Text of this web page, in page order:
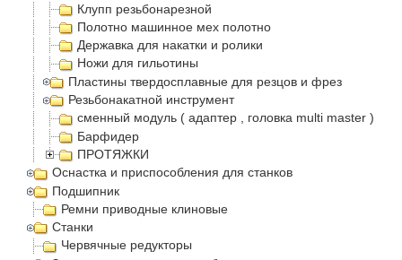
Клупп резьбонарезной
Полотно машинное мех полотно
Державка для накатки и ролики
Ножи для гильотины
Пластины твердосплавные для резцов и фрез
Резьбонакатной инструмент
сменный модуль ( адаптер , головка multi master )
Барфидер
ПРОТЯЖКИ
Оснастка и приспособления для станков
Подшипник
Ремни приводные клиновые
Станки
Червячные редукторы